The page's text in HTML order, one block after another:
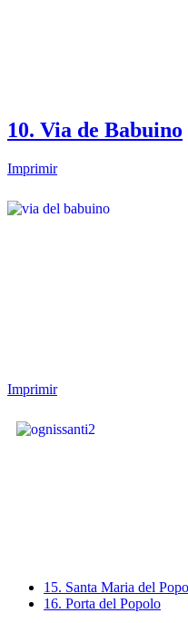
10. Via de Babuino
Imprimir
Imprimir
15. Santa Maria del
16. Porta del Popolo